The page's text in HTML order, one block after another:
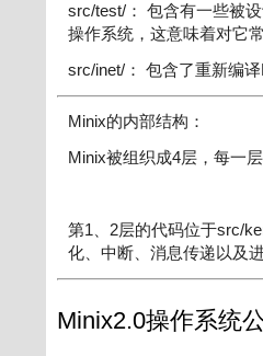
src/test/： 包含有一些被
操作系统，这意味着对它
src/inet/： 包含了重新编
Minix的内部结构：
Minix被组织成4层，每一
第1、2层的代码位于src/
化、中断、消息传递以及进
Minix2.0操作系统